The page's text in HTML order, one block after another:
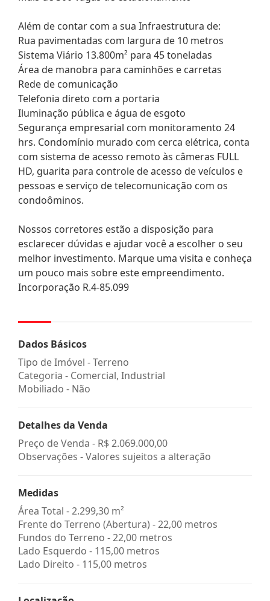
Além de contar com a sua Infraestrutura de:
Rua pavimentadas com largura de 10 metros
Sistema Viário 13.800m² para 45 toneladas
Área de manobra para caminhões e carretas
Rede de comunicação
Telefonia direto com a portaria
Iluminação pública e água de esgoto
Segurança empresarial com monitoramento 24
hrs. Condomínio murado com cerca elétrica, conta
com sistema de acesso remoto às câmeras FULL
HD, guarita para controle de acesso de veículos e
pessoas e serviço de telecomunicação com os
condoôminos.
Nossos corretores estão a disposição para
esclarecer dúvidas e ajudar você a escolher o seu
melhor investimento. Marque uma visita e conheça
um pouco mais sobre este empreendimento.
Incorporação R.4-85.099
Dados Básicos
Tipo de Imóvel - Terreno
Categoria - Comercial, Industrial
Mobiliado - Não
Detalhes da Venda
Preço de Venda - R$ 2.069.000,00
Observações - Valores sujeitos a alteração
Medidas
Área Total - 2.299,30 m²
Frente do Terreno (Abertura) - 22,00 metros
Fundos do Terreno - 22,00 metros
Lado Esquerdo - 115,00 metros
Lado Direito - 115,00 metros